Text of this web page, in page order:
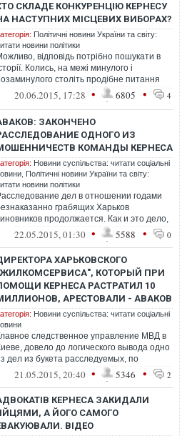
СКЛАДЕ КОНКУРЕНЦІЮ КЕРНЕСУ
НАСТУПНИХ МІСЦЕВИХ ВИБОРАХ?
Політичні новини України та світу:
новини політики
відповідь потрібно пошукати в
Колись, на межі минулого і
століть продібне питання
черв'яком під черепом також ссало моз...
20.06.2015, 17:28 • 6805 • 4
ЗАКОНЧЕНО
ОДНОГО ИЗ
КОМАНДЫ КЕРНЕСА
Новини суспільства: читати соціальні
Політичні новини України та світу:
новини політики
дел в отношении годами
грабящих Харьков
продолжается. Как и это дело,
в рамках которого прошли первые аресты
22.05.2015, 01:30 • 5588 • 0
ХАРЬКОВСКОГО
КОТОРЫЙ ПРИ
КЕРНЕСА РАСТРАТИЛ 10
АРЕСТОВАЛИ - АВАКОВ
Новини суспільства: читати соціальні
следственное управление МВД в
довело до логического вывода одно
дел из букета расследуемых, по
обвинению команды мэра Харькова Г. Ке...
21.05.2015, 20:40 • 5346 • 2
КЕРНЕСА ЗАКИДАЛИ
А ЙОГО САМОГО
ВІДЕО